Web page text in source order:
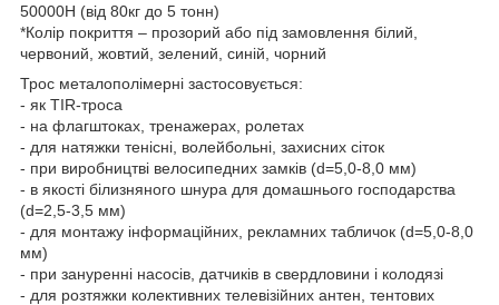
50000Н (від 80кг до 5 тонн)
*Колір покриття – прозорий або під замовлення білий,
червоний, жовтий, зелений, синій, чорний
Трос металополімерні застосовується:
- як TIR-троса
- на флагштоках, тренажерах, ролетах
- для натяжки тенісні, волейбольні, захисних сіток
- при виробництві велосипедних замків (d=5,0-8,0 мм)
- в якості білизняного шнура для домашнього господарства
(d=2,5-3,5 мм)
- для монтажу інформаційних, рекламних табличок (d=5,0-8,0
мм)
- при зануренні насосів, датчиків в свердловини і колодязі
- для розтяжки колективних телевізійних антен, тентових